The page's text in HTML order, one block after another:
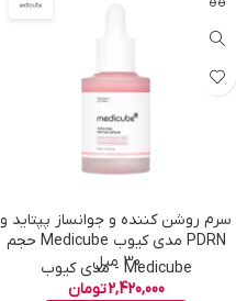
سرم روشن کننده و جوانساز پپتاید و
PDRN مدی کیوب Medicube حجم
30 میل
Medicube - مدی کیوب
2,420,000تومان